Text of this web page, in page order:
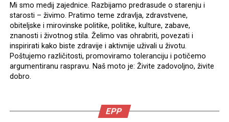
Mi smo medij zajednice. Razbijamo predrasude o starenju i
starosti – živimo. Pratimo teme zdravlja, zdravstvene,
obiteljske i mirovinske politike, politike, kulture, zabave,
znanosti i životnog stila. Želimo vas ohrabriti, povezati i
inspirirati kako biste zdravije i aktivnije uživali u životu.
Poštujemo različitosti, promoviramo toleranciju i potičemo
argumentiranu raspravu. Naš moto je: Živite zadovoljno, živite
dobro.
EPP